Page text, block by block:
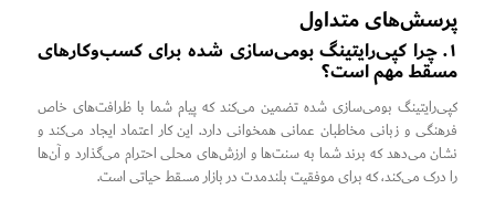
پرسش‌های متداول
۱. چرا کپی‌رایتینگ بومی‌سازی شده برای کسب‌وکارهای
مسقط مهم است؟
کپی‌رایتینگ بومی‌سازی شده تضمین می‌کند که پیام شما با ظرافت‌های خاص
فرهنگی و زبانی مخاطبان عمانی همخوانی دارد. این کار اعتماد ایجاد می‌کند و
نشان می‌دهد که برند شما به سنت‌ها و ارزش‌های محلی احترام می‌گذارد و آن‌ها
را درک می‌کند، که برای موفقیت بلندمدت در بازار مسقط حیاتی است.